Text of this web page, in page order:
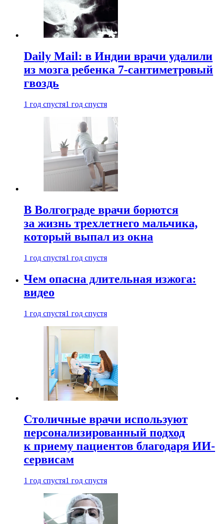
Daily Mail: в Индии врачи удалили
из мозга ребенка 7-сантиметровый
гвоздь
1 год спустя1 год спустя
В Волгограде врачи борются
за жизнь трехлетнего мальчика,
который выпал из окна
1 год спустя1 год спустя
Чем опасна длительная изжога:
видео
1 год спустя1 год спустя
Столичные врачи используют
персонализированный подход
к приему пациентов благодаря ИИ-
сервисам
1 год спустя1 год спустя